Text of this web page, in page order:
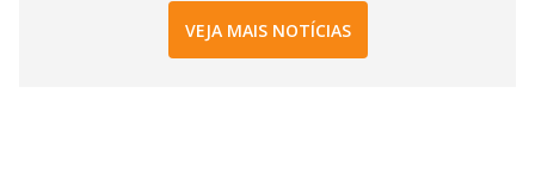
VEJA MAIS NOTÍCIAS